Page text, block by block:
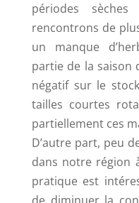
périodes
rencontrons de
un manque
partie de la saison
négatif sur le
tailles courtes
partiellement ces
D’autre part, peu
dans notre région
pratique est